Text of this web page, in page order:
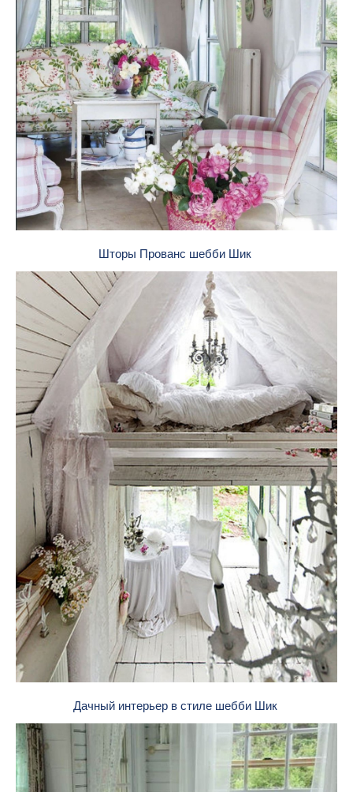
Шторы Прованс шебби Шик
Дачный интерьер в стиле шебби Шик